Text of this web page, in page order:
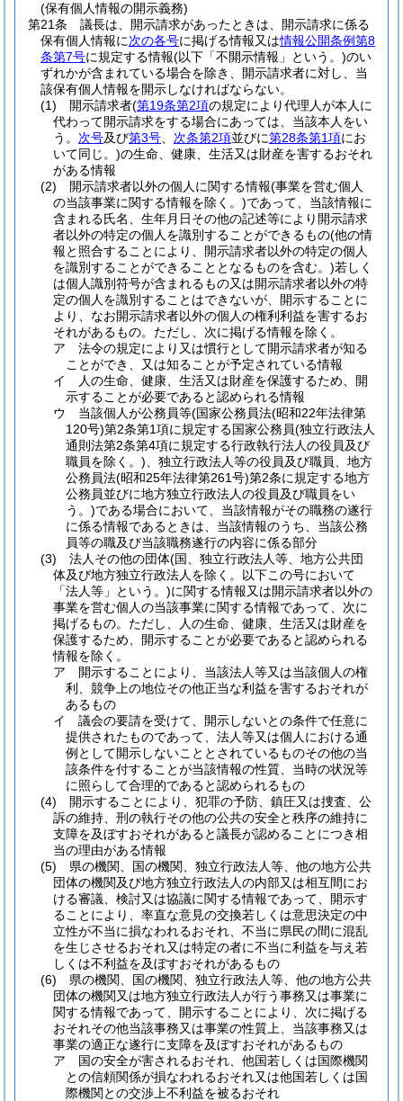
(保有個人情報の開示義務)
第21条
議長は、開示請求があったときは、開示請求に係る
保有個人情報に次の各号に掲げる情報又は情報公開条例第8
条第7号に規定する情報(以下「不開示情報」という。)のい
ずれかが含まれている場合を除き、開示請求者に対し、当
該保有個人情報を開示しなければならない。
(1)
開示請求者(第19条第2項の規定により代理人が本人に
代わって開示請求をする場合にあっては、当該本人をい
う。 次号及び第3号 次条第2項並びに第28条第1項にお
いて同じ。)の生命、健康、生活又は財産を害するおそれ
がある情報
(2)
開示請求者以外の個人に関する情報(事業を営む個人
の当該事業に関する情報を除く。)であって、当該情報に
含まれる氏名、生年月日その他の記述等により開示請求
者以外の特定の個人を識別することができるもの(他の情
報と照合することにより、開示請求者以外の特定の個人
を識別することができることとなるものを含む。)若しく
は個人識別符号が含まれるもの又は開示請求者以外の特
定の個人を識別することはできないが、開示することに
より、なお開示請求者以外の個人の権利利益を害するお
それがあるもの。 ただし、次に掲げる情報を除く。
ア
法令の規定により又は慣行として開示請求者が知る
ことができ、又は知ることが予定されている情報
イ
人の生命、健康、生活又は財産を保護するため、開
示することが必要であると認められる情報
ウ
当該個人が公務員等(国家公務員法(昭和22年法律第
120号)第2条第1項に規定する国家公務員(独立行政法人
通則法第2条第4項に規定する行政執行法人の役員及び
職員を除く。) 、独立行政法人等の役員及び職員、地方
公務員法(昭和25年法律第261号)第2条に規定する地方
公務員並びに地方独立行政法人の役員及び職員をい
う。)である場合において、当該情報がその職務の遂行
に係る情報であるときは、当該情報のうち、当該公務
員等の職及び当該職務遂行の内容に係る部分
(3)
法人その他の団体(国、独立行政法人等、地方公共団
体及び地方独立行政法人を除く。以下この号において
「法人等」という。)に関する情報又は開示請求者以外の
事業を営む個人の当該事業に関する情報であって、次に
掲げるもの。 ただし、人の生命、健康、生活又は財産を
保護するため、開示することが必要であると認められる
情報を除く。
ア
開示することにより、当該法人等又は当該個人の権
利、競争上の地位その他正当な利益を害するおそれが
あるもの
イ
議会の要請を受けて、開示しないとの条件で任意に
提供されたものであって、法人等又は個人における通
例として開示しないこととされているものその他の当
該条件を付することが当該情報の性質、当時の状況等
に照らして合理的であると認められるもの
(4)
開示することにより、犯罪の予防、鎮圧又は捜査、公
訴の維持、刑の執行その他の公共の安全と秩序の維持に
支障を及ぼすおそれがあると議長が認めることにつき相
当の理由がある情報
(5)
県の機関、国の機関、独立行政法人等、他の地方公共
団体の機関及び地方独立行政法人の内部又は相互間にお
ける審議、検討又は協議に関する情報であって、開示す
ることにより、率直な意見の交換若しくは意思決定の中
立性が不当に損なわれるおそれ、不当に県民の間に混乱
を生じさせるおそれ又は特定の者に不当に利益を与え若
しくは不利益を及ぼすおそれがあるもの
(6)
県の機関、国の機関、独立行政法人等、他の地方公共
団体の機関又は地方独立行政法人が行う事務又は事業に
関する情報であって、開示することにより、次に掲げる
おそれその他当該事務又は事業の性質上、当該事務又は
事業の適正な遂行に支障を及ぼすおそれがあるもの
ア
国の安全が害されるおそれ、他国若しくは国際機関
との信頼関係が損なわれるおそれ又は他国若しくは国
際機関との交渉上不利益を被るおそれ